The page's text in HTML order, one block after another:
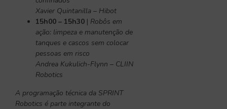
Xavier Quintanilla – Hibot
15h00 – 15h30 | Robôs em
ação: limpeza e manutenção de
tanques e cascos sem colocar
pessoas em risco
Andrea Kukulich-Flynn – CLIIN
Robotics
A programação técnica da SPRINT
Robotics é parte integrante do